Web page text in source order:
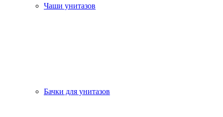
Чаши унитазов
Бачки для унитазов